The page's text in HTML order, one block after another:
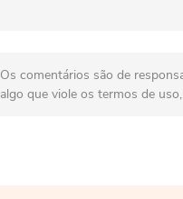
Os comentários são de
algo que viole os termos de